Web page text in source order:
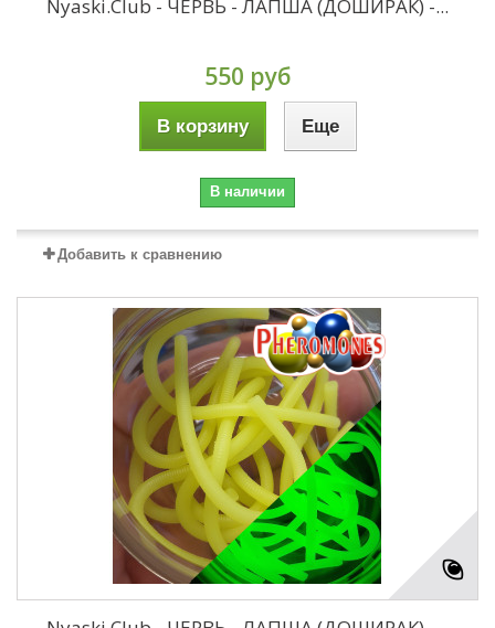
Nyaski.Club - ЧЕРВЬ - ЛАПША (ДОШИРАК) -...
550 руб
В корзину Еще
В наличии
Добавить к сравнению